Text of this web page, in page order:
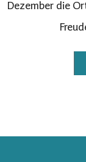
Dezember die